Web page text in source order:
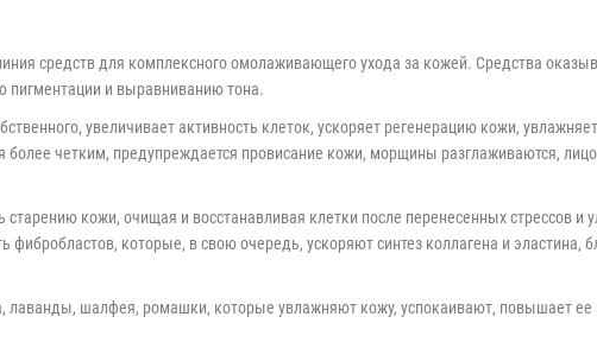
средств для комплексного омолаживающего ухода за кожей. Средства
пигментации и выравниванию тона.
увеличивает активность клеток, ускоряет регенерацию кожи,
более четким, предупреждается провисание кожи, морщины разглаживаются,
кожи, очищая и восстанавливая клетки после перенесенных стрессов и
которые, в свою очередь, ускоряют синтез коллагена и эластина,
лаванды, шалфея, ромашки, которые увлажняют кожу, успокаивают, повышает